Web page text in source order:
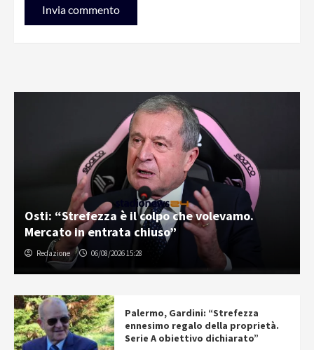
Osti: “Strefezza è il colpo che volevamo.
Mercato in entrata chiuso”
Redazione 06/08/2026 15:28
Palermo, Gardini: “Strefezza
ennesimo regalo della proprietà.
Serie A obiettivo dichiarato”